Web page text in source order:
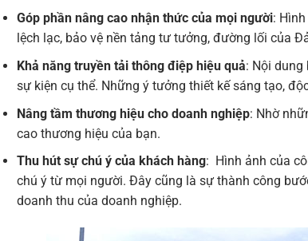
Góp phần nâng cao nhận thức của mọi người:
lệch lạc, bảo vệ nền tảng tư tưởng, đường lối của
Khả năng truyền tải thông điệp hiệu quả: Nội
sự kiện cụ thể. Những ý tưởng thiết kế sáng tạo,
Nâng tầm thương hiệu cho doanh nghiệp: Nhờ
cao thương hiệu của bạn.
Thu hút sự chú ý của khách hàng: Hình ảnh của
chú ý từ mọi người. Đây cũng là sự thành công
doanh thu của doanh nghiệp.